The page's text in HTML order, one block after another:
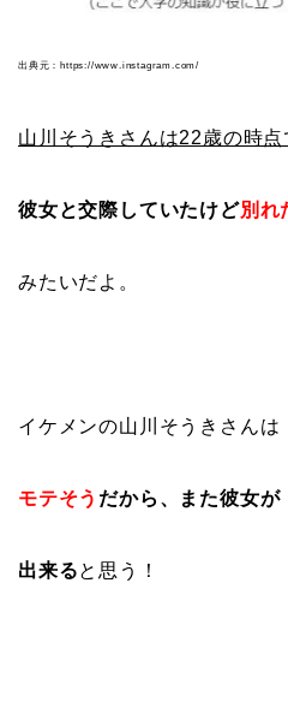
出典元：https://www.instagram.com/
山川そうきさんは22歳の時点
彼女と交際していたけど別れ
みたいだよ。
イケメンの山川そうきさんは
モテそう だから、また彼女が
出来ると思う！